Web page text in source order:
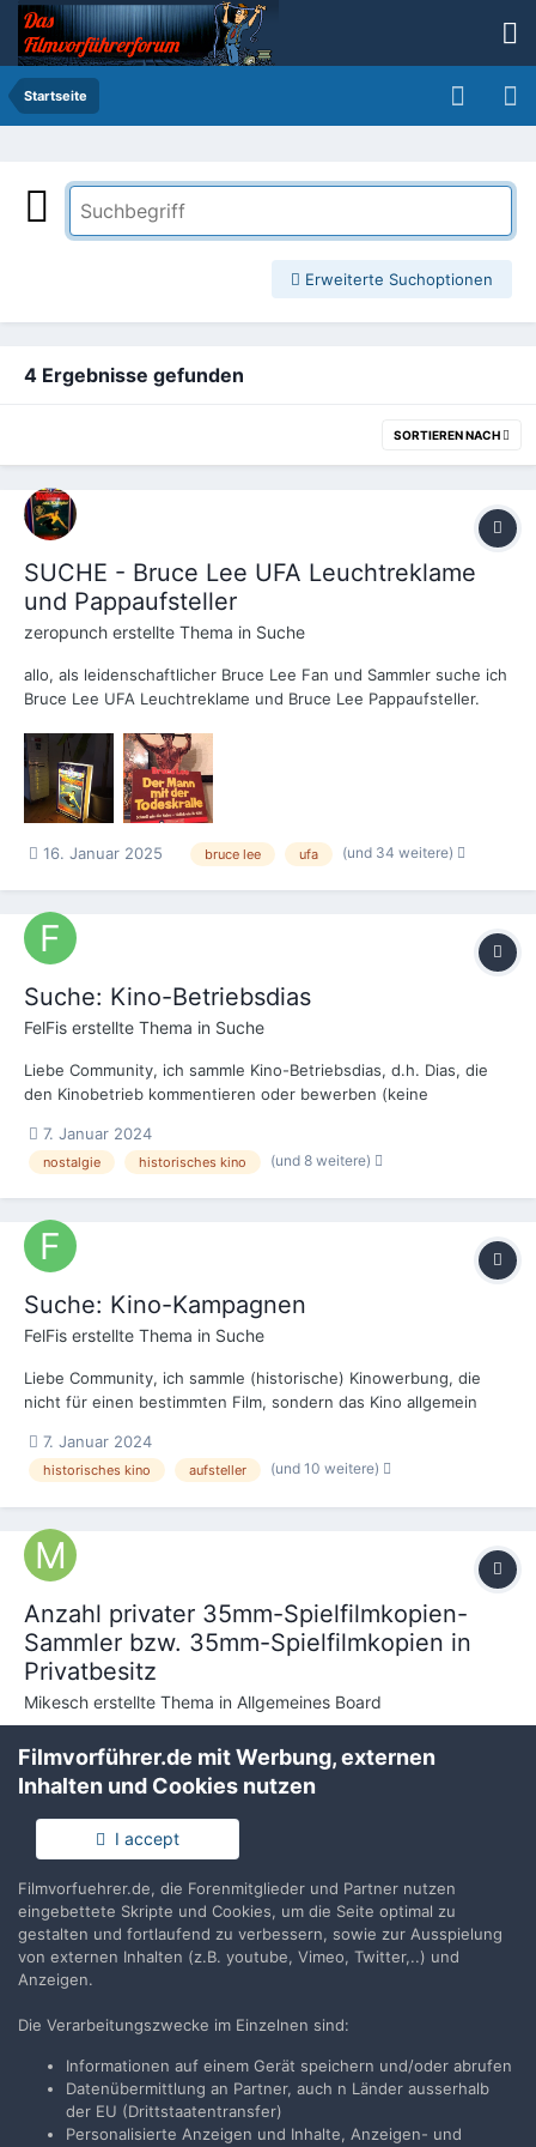
Startseite
Erweiterte Suchoptionen
4 Ergebnisse gefunden
SORTIEREN NACH
SUCHE - Bruce Lee UFA Leuchtreklame
und Pappaufsteller
zeropunch erstellte Thema in Suche
allo, als leidenschaftlicher Bruce Lee Fan und Sammler suche ich
Bruce Lee UFA Leuchtreklame und Bruce Lee Pappaufsteller.
auch vermitteln kann. Vielen Dank! Beste Grüße
16. Januar 2025 bruce lee ufa (und 34 weitere)
Suche: Kino-Betriebsdias
FelFis erstellte Thema in Suche
Liebe Community, ich sammle Kino-Betriebsdias, d.h. Dias, die
den Kinobetrieb kommentieren oder bewerben (keine
alles rund um Herstellung, Vertrieb, Projektion und Zubehör von
Kino-Dias. Gerne will ich daher in die Ru...
7. Januar 2024
nostalgie historisches kino (und 8 weitere)
Suche: Kino-Kampagnen
FelFis erstellte Thema in Suche
Liebe Community, ich sammle (historische) Kinowerbung, die
nicht für einen bestimmten Film, sondern das Kino allgemein
werben. Gerne will ich daher in die Runde fragen, ob noch
jemand etwas zu meinem Sammelgebiet vorliegen ha...
7. Januar 2024
historisches kino aufsteller (und 10 weitere)
Anzahl privater 35mm-Spielfilmkopien-
Sammler bzw. 35mm-Spielfilmkopien in
Privatbesitz
Mikesch erstellte Thema in Allgemeines Board
Mich würde interessieren, wieviele private Sammler von 35mm-
Spielfilmkopien es - ganz grob geschätzt - deutschlandweit /
europaweit geben könnte und wie groß der Gesamtbestand von
noch erhaltenen Kopien in Privathand sein könnte - im Vergleich
zum Gesamtbestand der offiziellen Archive? R...
private filmarchive
Sprache
Impressum / Datenschutzerklärung
Nutzungsbedingungen
Filmvorführer.de mit Werbung, externen
Inhalten und Cookies nutzen
I accept
Filmvorfuehrer.de, die Forenmitglieder und Partner nutzen
eingebettete Skripte und Cookies, um die Seite optimal zu
gestalten und fortlaufend zu verbessern, sowie zur Ausspielung
von externen Inhalten (z.B. youtube, Vimeo, Twitter,..) und
Anzeigen.
Die Verarbeitungszwecke im Einzelnen sind:
Informationen auf einem Gerät speichern und/oder abrufen
Datenübermittlung an Partner, auch n Länder ausserhalb
der EU (Drittstaatentransfer)
Personalisierte Anzeigen und Inhalte, Anzeigen- und